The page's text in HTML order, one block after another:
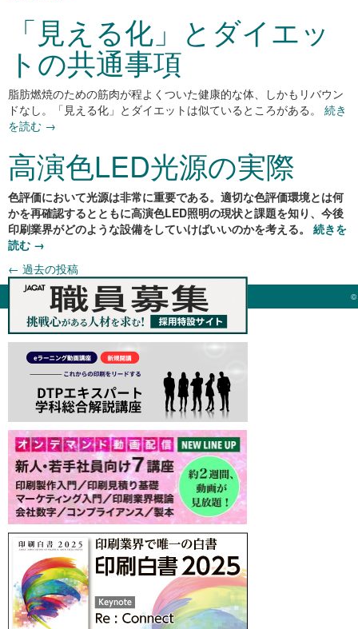
「見える化」とダイエッ
トの共通事項
脂肪燃焼のための筋肉が程よくついた健康的な体、しかもリバウン
ドなし。「見える化」とダイエットは似ているところがある。 続き
を読む →
高演色LED光源の実際
色評価において光源は非常に重要である。適切な色評価環境とは何
かを再確認するとともに高演色LED照明の現状と課題を知り、今後
印刷業界がどのような設備をしていけばいいのかを考える。 続きを
読む →
← 過去の投稿
©